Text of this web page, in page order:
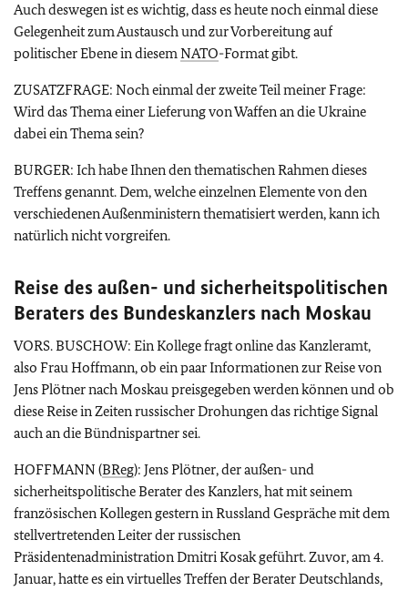
Auch deswegen ist es wichtig, dass es heute noch einmal diese
Gelegenheit zum Austausch und zur Vorbereitung auf
politischer Ebene in diesemNATO-Format gibt.
ZUSATZFRAGE: Noch einmal der zweite Teil meiner Frage:
Wird das Thema einer Lieferung von Waffen an die Ukraine
dabei ein Thema sein?
BURGER: Ich habe Ihnen den thematischen Rahmen dieses
Treffens genannt. Dem, welche einzelnen Elemente von den
verschiedenen Außenministern thematisiert werden, kann ich
natürlich nicht vorgreifen.
Reise des außen- und sicherheitspolitischen
Beraters des Bundeskanzlers nach Moskau
VORS. BUSCHOW: Ein Kollege fragt online das Kanzleramt,
also Frau Hoffmann, ob ein paar Informationen zur Reise von
Jens Plötner nach Moskau preisgegeben werden können und ob
diese Reise in Zeiten russischer Drohungen das richtige Signal
auch an die Bündnispartner sei.
HOFFMANN (BReg): Jens Plötner, der außen- und
sicherheitspolitische Berater des Kanzlers, hat mit seinem
französischen Kollegen gestern in Russland Gespräche mit dem
stellvertretenden Leiter der russischen
Präsidentenadministration Dmitri Kosak geführt. Zuvor, am 4.
Januar, hatte es ein virtuelles Treffen der Berater Deutschlands,